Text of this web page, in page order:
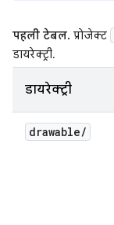
पहली टेबल. प्रोजेक्ट
डायरेक्ट्री.
डायरेक्ट्री
drawable/